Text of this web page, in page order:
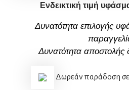
Ενδεικτική τιμή
Δυνατότητα επιλογής
Δυνατότητα αποστολής
Δωρεάν παράδοση σε